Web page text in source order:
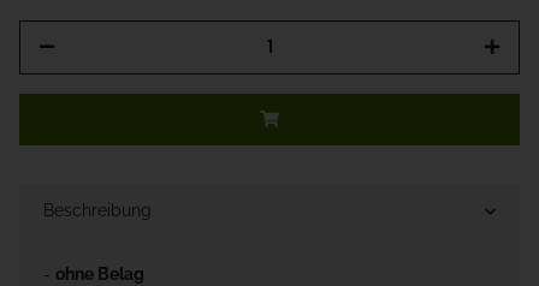
Beschreibung
- ohne Belag